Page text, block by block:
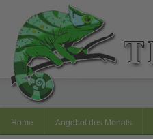
Home Angebot des Monats